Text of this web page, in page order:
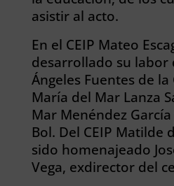
asistir al acto.
En el CEIP Mateo
desarrollado su labor
Ángeles Fuentes de la
María del Mar Lanza
Mar Menéndez
Bol. Del CEIP Matilde
sido homenajeado
Vega, exdirector del